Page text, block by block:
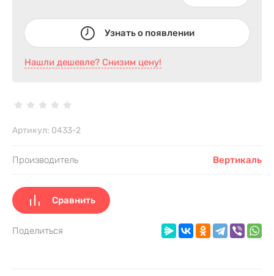
Узнать о появлении
Нашли дешевле? Снизим цену!
Артикул: 0433-2
Производитель Вертикаль
Сравнить
Поделиться